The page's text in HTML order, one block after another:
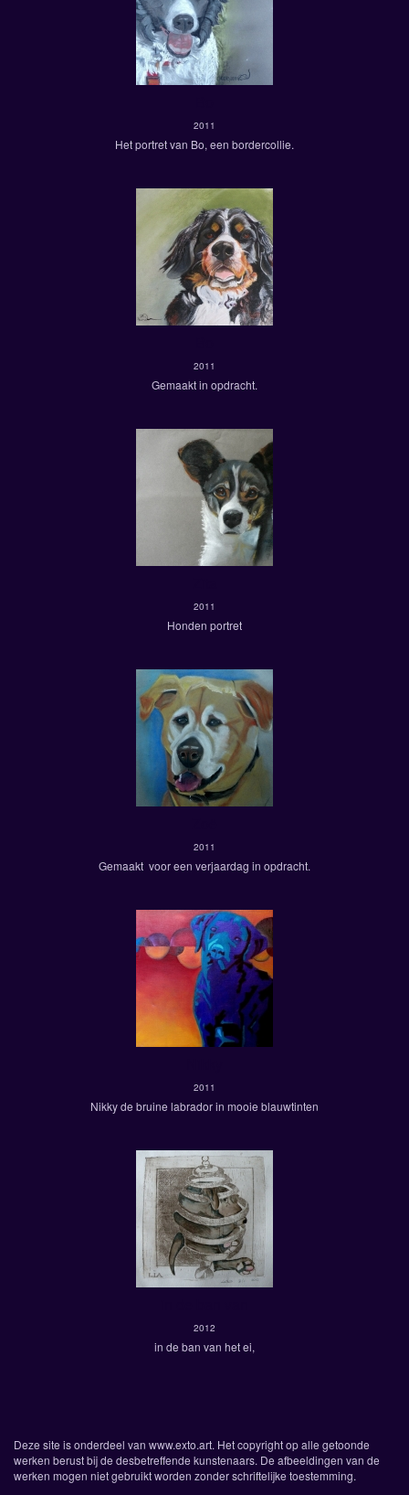
2011
Het portret van Bo, een bordercollie.
2011
Gemaakt in opdracht.
2011
Honden portret
2011
Gemaakt voor een verjaardag in opdracht.
2011
Nikky de bruine labrador in mooie blauwtinten
2012
in de ban van het ei,
Deze site is onderdeel van www.exto.art. Het copyright op alle getoonde
werken berust bij de desbetreffende kunstenaars. De afbeeldingen van de
werken mogen niet gebruikt worden zonder schriftelijke toestemming.